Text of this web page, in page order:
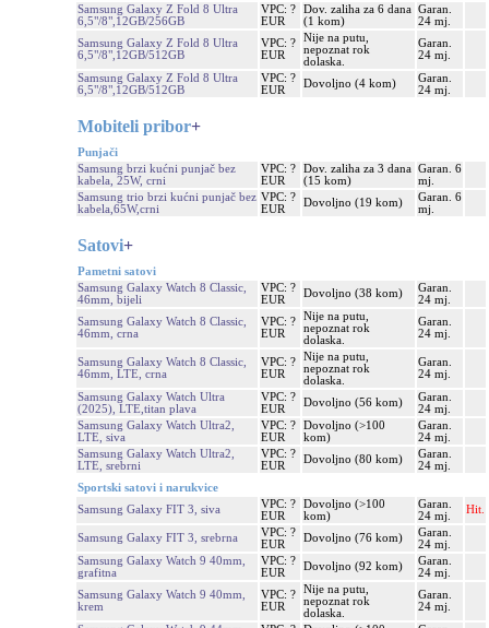
Samsung Galaxy Z Fold 8 Ultra
6,5"/8",12GB/256GB
VPC: ?
EUR
Dov. zaliha za 6 dana
(1 kom)
Garan.
24 mj.
Samsung Galaxy Z Fold 8 Ultra
6,5"/8",12GB/512GB
VPC: ?
EUR
Nije na putu,
nepoznat rok
dolaska.
Garan.
24 mj.
Samsung Galaxy Z Fold 8 Ultra
6,5"/8",12GB/512GB
VPC: ?
EUR
Dovoljno (4 kom)
Garan.
24 mj.
Mobiteli pribor+
Punjači
Samsung brzi kućni punjač bez
kabela, 25W, crni
VPC: ?
EUR
Dov. zaliha za 3 dana
(15 kom)
Garan. 6
mj.
Samsung trio brzi kućni punjač bez
kabela,65W,crni
VPC: ?
EUR
Dovoljno (19 kom)
Garan. 6
mj.
Satovi+
Pametni satovi
Samsung Galaxy Watch 8 Classic,
46mm, bijeli
VPC: ?
EUR
Dovoljno (38 kom)
Garan.
24 mj.
Samsung Galaxy Watch 8 Classic,
46mm, crna
VPC: ?
EUR
Nije na putu,
nepoznat rok
dolaska.
Garan.
24 mj.
Samsung Galaxy Watch 8 Classic,
46mm, LTE, crna
VPC: ?
EUR
Nije na putu,
nepoznat rok
dolaska.
Garan.
24 mj.
Samsung Galaxy Watch Ultra
(2025), LTE,titan plava
VPC: ?
EUR
Dovoljno (56 kom)
Garan.
24 mj.
Samsung Galaxy Watch Ultra2,
LTE, siva
VPC: ?
EUR
Dovoljno (>100
kom)
Garan.
24 mj.
Samsung Galaxy Watch Ultra2,
LTE, srebrni
VPC: ?
EUR
Dovoljno (80 kom)
Garan.
24 mj.
Sportski satovi i narukvice
Samsung Galaxy FIT 3, siva
VPC: ?
EUR
Dovoljno (>100
kom)
Garan.
24 mj.
Hit.
Samsung Galaxy FIT 3, srebrna
VPC: ?
EUR
Dovoljno (76 kom)
Garan.
24 mj.
Samsung Galaxy Watch 9 40mm,
grafitna
VPC: ?
EUR
Dovoljno (92 kom)
Garan.
24 mj.
Samsung Galaxy Watch 9 40mm,
krem
VPC: ?
EUR
Nije na putu,
nepoznat rok
dolaska.
Garan.
24 mj.